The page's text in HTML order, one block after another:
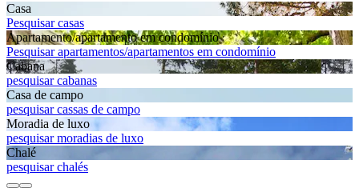
Casa
Pesquisar casas
Apartamento/apartamento em condomínio
Pesquisar apartamentos/apartamentos em condomínio
Cabana
pesquisar cabanas
Casa de campo
pesquisar cassas de campo
Moradia de luxo
pesquisar moradias de luxo
Chalé
pesquisar chalés